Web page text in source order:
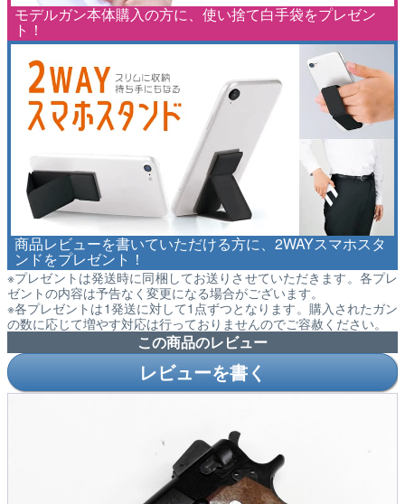
モデルガン本体購入の方に、使い捨て白手袋をプレゼン
ト！
商品レビューを書いていただける方に、2WAYスマホスタ
ンドをプレゼント！
※プレゼントは発送時に同梱してお送りさせていただきます。各プレ
ゼントの内容は予告なく変更になる場合がございます。
※各プレゼントは1発送に対して1点ずつとなります。購入されたガン
の数に応じて増やす対応は行っておりませんのでご容赦ください。
この商品のレビュー
レビューを書く